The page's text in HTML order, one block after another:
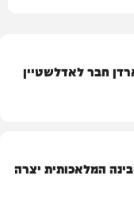
חבר לאדלשטיין
המלאכותית יצרה